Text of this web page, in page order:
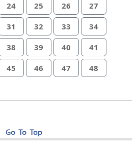
24 25 26 27
31 32 33 34
38 39 40 41
45 46 47 48
Go To Top